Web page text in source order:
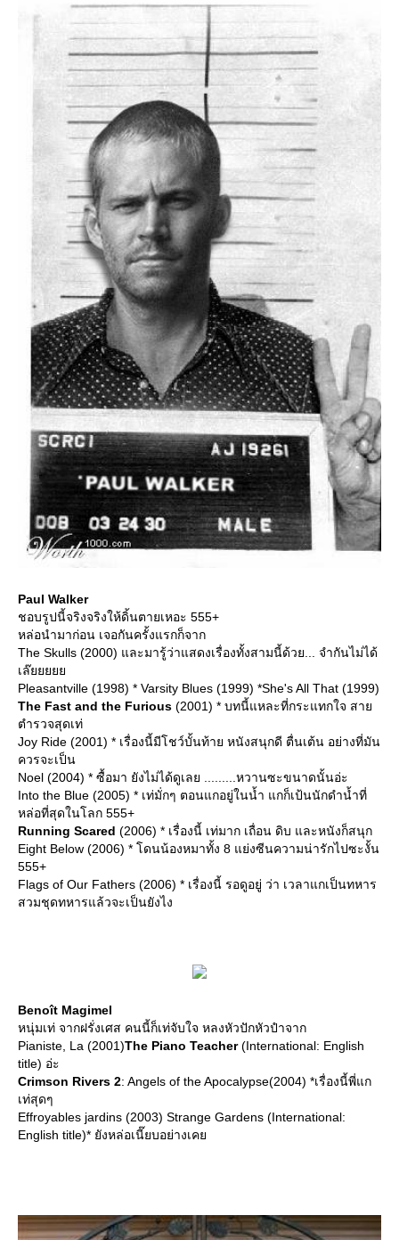
Paul Walker
ชอบรูปนี้จริงจริงให้ดิ้นตายเหอะ 555+
หล่อนำมาก่อน เจอกันครั้งแรกก็จาก
The Skulls (2000) และมารู้ว่าแสดงเรื่องทั้งสามนี้ด้วย... จำกันไม่ได้
เล๊
Pleasantville (1998) * Varsity Blues (1999) *She's All That (1999)
The Fast and the Furious (2001) * บทนี้แหละที่กระแทกใจ สา
ตำรวจสุดเท่
Joy Ride (2001) * เรื่องนี้มีโชว์บั้นท้าย หนังสนุกดี ตื่นเต้น อย่างที่มัน
ควรจะเป็น
Noel (2004) * ซื้อมา ยังไม่ได้ดูเลย .........หวานซะขนาดนั้นอ่ะ
Into the Blue (2005) * เท่มั่กๆ ตอนแกอยู่ในน้ำ แกก็เป้นนักดำน้ำที่
หล่อที่สุดในโลก 555+
Running Scared (2006) * เรื่องนี้ เท่มาก เถื่อน ดิบ และหนังก็สนุก
Eight Below (2006) * โดนน้องหมาทั้ง 8 แย่งซีนความน่ารักไปซะงั้น
555+
Flags of Our Fathers (2006) * เรื่องนี้ รอดูอยู่ ว่า เวลาแกเป็นทหาร
สวมชุดทหารแล้วจะเป็นยังไง
Benoît Magimel
หนุ่มเท่ จากฝรั่งเศส คนนี้ก็เท่จับใจ หลงหัวปักหัวปำจาก
Pianiste, La (2001)The Piano Teacher(International: English
title) อ่ะ
Crimson Rivers 2: Angels of the Apocalypse(2004) *เรื่องนี้พี่แก
เท่สุดๆ
Effroyables jardins (2003) Strange Gardens (International:
English title)* ยังหล่อเนี๊ยบอย่างเค